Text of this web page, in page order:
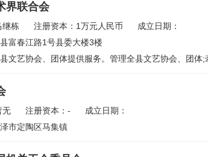
界联合会
继栋 注册资本：1万元人民币
成立日期：
富春江路1号县委大楼3楼
文艺协会、团体提供服务。管理全县文艺协会、团体
无 注册资本：-
成立日期：
市定陶区马集镇